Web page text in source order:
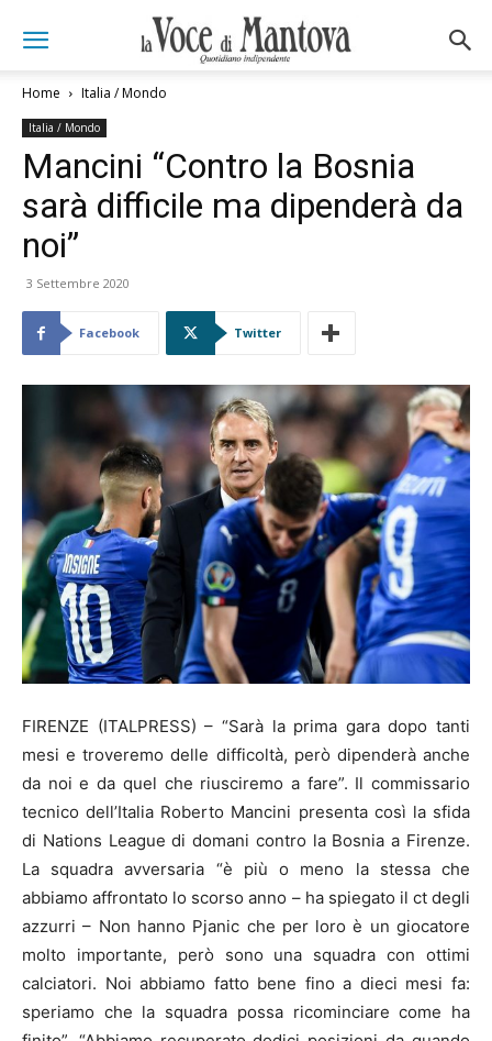
Home Italia / Mondo
Italia / Mondo
Mancini “Contro la Bosnia
sarà difficile ma dipenderà da
noi”
3 Settembre 2020
Facebook Twitter
FIRENZE (ITALPRESS) – “Sarà la prima gara dopo tanti
mesi e troveremo delle difficoltà, però dipenderà anche
da noi e da quel che riusciremo a fare”. Il commissario
tecnico dell’Italia Roberto Mancini presenta così la sfida
di Nations League di domani contro la Bosnia a Firenze.
La squadra avversaria “è più o meno la stessa che
abbiamo affrontato lo scorso anno – ha spiegato il ct degli
azzurri – Non hanno Pjanic che per loro è un giocatore
molto importante, però sono una squadra con ottimi
calciatori. Noi abbiamo fatto bene fino a dieci mesi fa:
speriamo che la squadra possa ricominciare come ha